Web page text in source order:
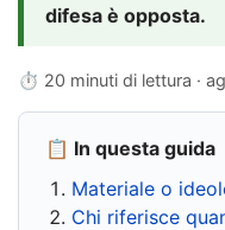
difesa è opposta.
⏱ 20 minuti di lettura ·
📋 In questa guida
Materiale o
Chi riferisce